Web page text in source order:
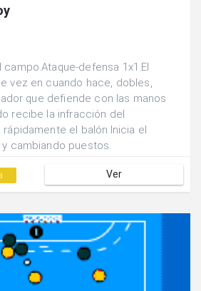
defensa 1x1.El
vez en cuando hace, dobles,
que defiende con las manos
recibe la infracción del
el balón.Inicia el
cambiando puestos.
Ver